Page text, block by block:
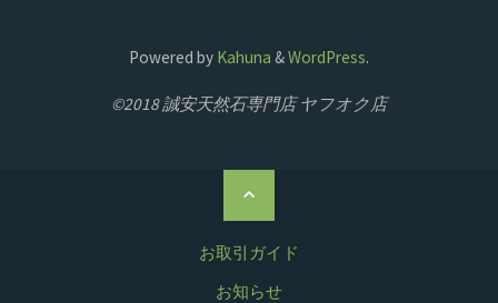
Powered by Kahuna &WordPress.
©2018 誠安天然石専門店 ヤフオク店
お取引ガイド
お知らせ
ト
ッ
プ